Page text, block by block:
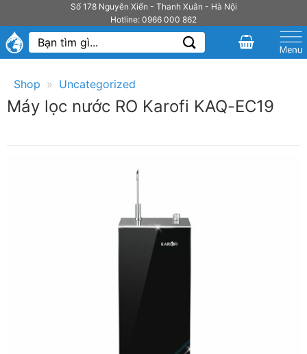
qua
nội
dung
Số 178 Nguyễn Xiển - Thanh Xuân - Hà Nội
Hotline: 0966 000 862
Tìm
kiếm:
Shop » Uncategorized
Máy lọc nước RO Karofi KAQ-EC19